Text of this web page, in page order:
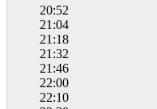
20:52
21:04
21:18
21:32
21:46
22:00
22:10